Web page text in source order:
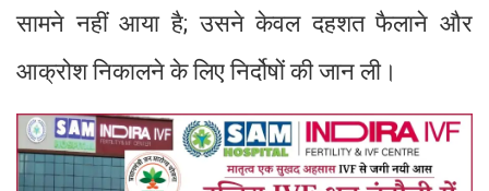
सामने नहीं आया है; उसने केवल दहशत फैलाने और
आक्रोश निकालने के लिए निर्दोषों की जान ली।